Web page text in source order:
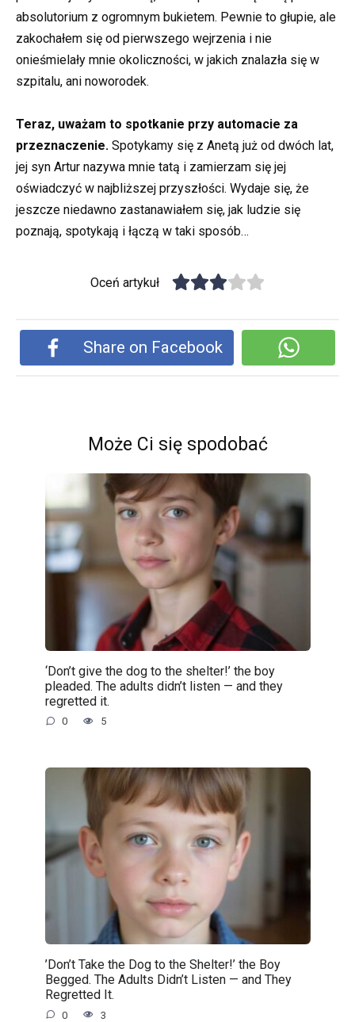
absolutorium z ogromnym bukietem. Pewnie to głupie, ale
zakochałem się od pierwszego wejrzenia i nie
onieśmielały mnie okoliczności, w jakich znalazła się w
szpitalu, ani noworodek.
Teraz, uważam to spotkanie przy automacie za
przeznaczenie. Spotykamy się z Anetą już od dwóch lat,
jej syn Artur nazywa mnie tatą i zamierzam się jej
oświadczyć w najbliższej przyszłości. Wydaje się, że
jeszcze niedawno zastanawiałem się, jak ludzie się
poznają, spotykają i łączą w taki sposób…
Oceń artykuł
Share on Facebook
Może Ci się spodobać
‘Don’t give the dog to the shelter!’ the boy
pleaded. The adults didn’t listen — and they
regretted it.
0 5
’Don’t Take the Dog to the Shelter!’ the Boy
Begged. The Adults Didn’t Listen — and They
Regretted It.
0 3